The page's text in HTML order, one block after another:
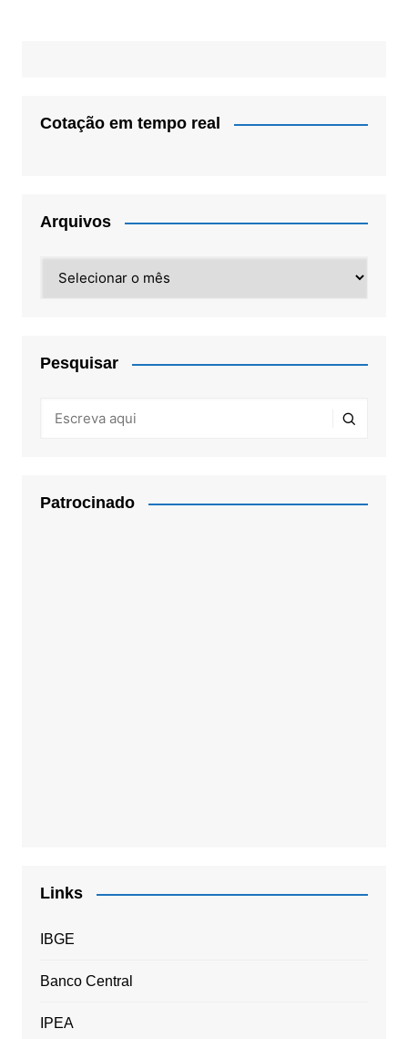
Cotação em tempo real
Arquivos
Pesquisar
Patrocinado
Links
IBGE
Banco Central
IPEA